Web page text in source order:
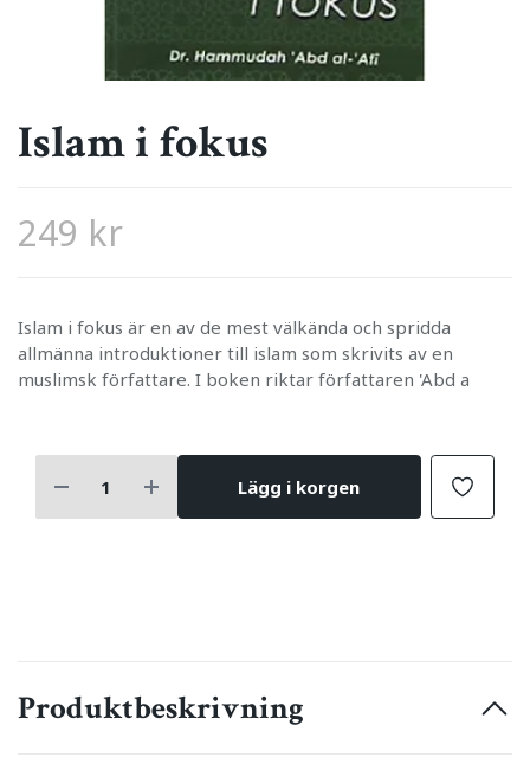
Islam i fokus
249 kr
Islam i fokus är en av de mest välkända och spridda
allmänna introduktioner till islam som skrivits av en
muslimsk författare. I boken riktar författaren 'Abd a
Lägg i korgen
Produktbeskrivning